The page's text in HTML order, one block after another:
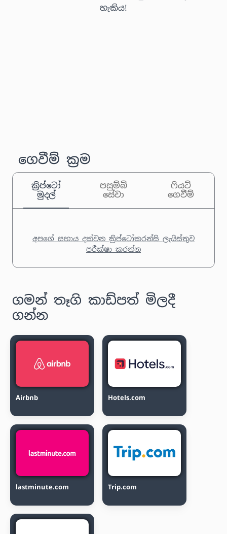
හැකිය!
ගෙවීම් ක්‍රම
ක්‍රිප්ටෝ
මුදල්
පසුම්බි
සේවා
ෆියට්
ගෙවීම්
අපගේ සහාය දක්වන ක්‍රිප්ටෝකරන්සි ලැයිස්තුව
පරීක්ෂා කරන්න
ගමන් තෑගි කාඩ්පත් මිලදී
ගන්න
Airbnb Hotels.com
lastminute.com Trip.com